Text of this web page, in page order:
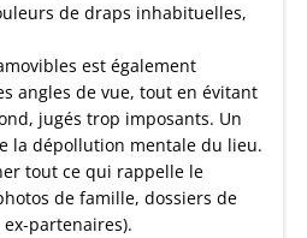
de draps inhabituelles,
est également
angles de vue, tout en évitant
jugés trop imposants. Un
la dépollution mentale du lieu.
tout ce qui rappelle le
de famille, dossiers de
partenaires).